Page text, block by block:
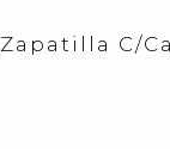
Zapatilla C/